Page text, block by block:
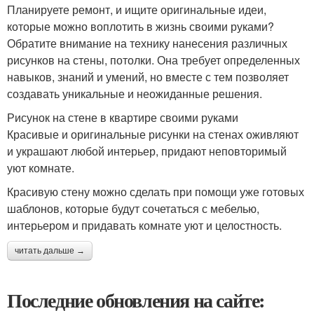
Планируете ремонт, и ищите оригинальные идеи,
которые можно воплотить в жизнь своими руками?
Обратите внимание на технику нанесения различных
рисунков на стены, потолки. Она требует определенных
навыков, знаний и умений, но вместе с тем позволяет
создавать уникальные и неожиданные решения.
Рисунок на стене в квартире своими руками
Красивые и оригинальные рисунки на стенах оживляют
и украшают любой интерьер, придают неповторимый
уют комнате.
Красивую стену можно сделать при помощи уже готовых
шаблонов, которые будут сочетаться с мебелью,
интерьером и придавать комнате уют и целостность.
читать дальше →
Последние обновления на сайте: